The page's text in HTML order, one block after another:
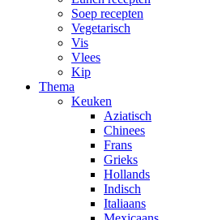
Soep recepten
Vegetarisch
Vis
Vlees
Kip
Thema
Keuken
Aziatisch
Chinees
Frans
Grieks
Hollands
Indisch
Italiaans